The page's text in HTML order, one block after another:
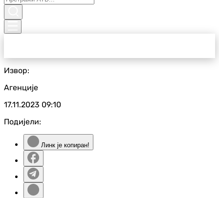
Извор:
Агенције
17.11.2023 09:10
Подијели:
Линк је копиран!